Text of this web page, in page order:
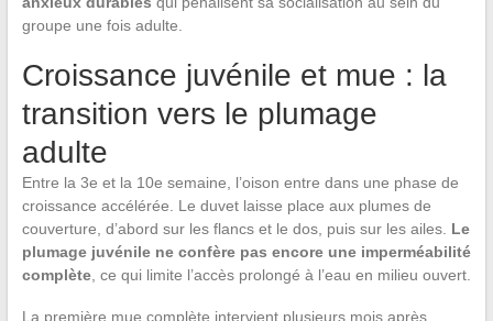
groupe une fois adulte.
Croissance juvénile et mue : la
transition vers le plumage
adulte
Entre la 3e et la 10e semaine, l’oison entre dans une phase de
croissance accélérée. Le duvet laisse place aux plumes de
couverture, d’abord sur les flancs et le dos, puis sur les ailes. Le
plumage juvénile ne confère pas encore une imperméabilité
complète, ce qui limite l’accès prolongé à l’eau en milieu ouvert.
La première mue complète intervient plusieurs mois après